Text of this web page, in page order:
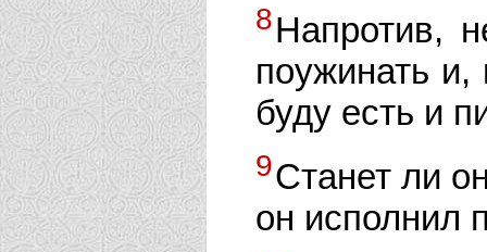
8Напротив,
поужинать
буду есть и
9Станет ли
он исполнил